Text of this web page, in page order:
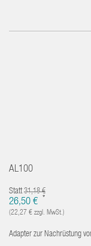
AL100
Statt31,18 €
26,50 € *
(22,27 € zzgl. MwSt.)
Adapter zur Nachrüstung